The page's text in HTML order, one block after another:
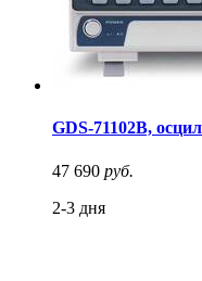
GDS-71102B,
47 690 руб.
2-3 дня